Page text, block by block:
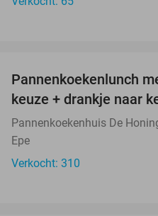
Pannenkoekenlunch
keuze + drankje naar
Pannenkoekenhuis De
Epe
Verkocht: 310